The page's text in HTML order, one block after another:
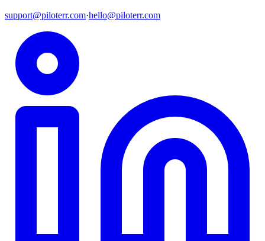
support@piloterr.com·hello@piloterr.com